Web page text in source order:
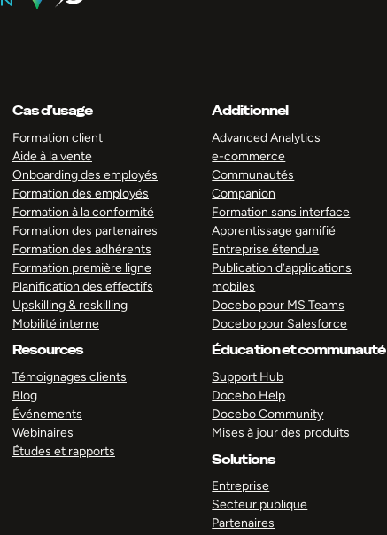
Cas d’usage
Formation client
Aide à la vente
Onboarding des employés
Formation des employés
Formation à la conformité
Formation des partenaires
Formation des adhérents
Formation première ligne
Planification des effectifs
Upskilling & reskilling
Mobilité interne
Resources
Témoignages clients
Blog
Événements
Webinaires
Études et rapports
Additionnel
Advanced Analytics
e-commerce
Communautés
Companion
Formation sans interface
Apprentissage gamifié
Entreprise étendue
Publication d’applications
mobiles
Docebo pour MS Teams
Docebo pour Salesforce
Éducation et communauté
Support Hub
Docebo Help
Docebo Community
Mises à jour des produits
Solutions
Entreprise
Secteur publique
Partenaires